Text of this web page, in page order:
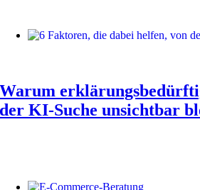
Warum
der KI-Suche unsichtbar